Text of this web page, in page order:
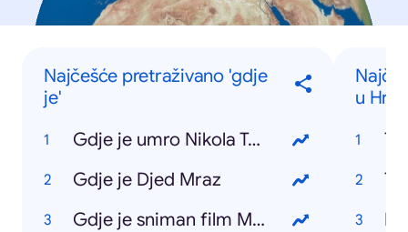
Najčešće pretraživano 'gdje
je'
Gdje je umro Nikola Tesla
Gdje je Djed Mraz
Gdje je sniman film Maršal
u